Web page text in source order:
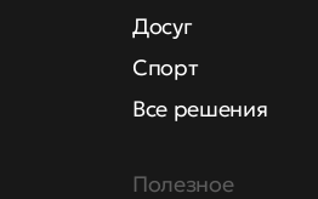
Досуг
Спорт
Все решения
Полезное